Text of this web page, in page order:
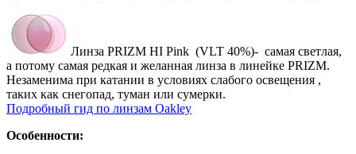
Линза PRIZM HI Pink (VLT 40%)- самая светлая,
а потому самая редкая и желанная линза в линейке PRIZM.
Незаменима при катании в условиях слабого освещения ,
таких как снегопад, туман или сумерки.
Подробный гид по линзам Oakley
Особенности: